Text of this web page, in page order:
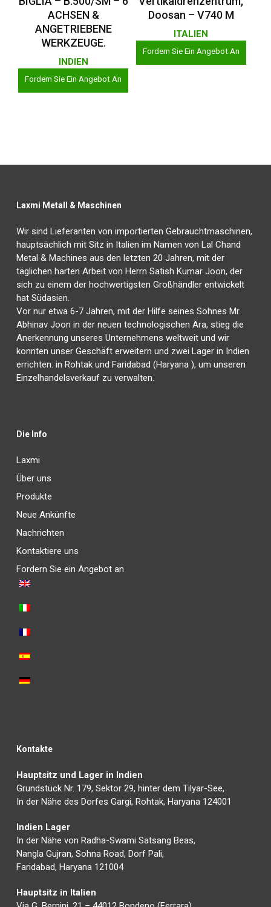
ACHSEN &
ANGETRIEBENE
WERKZEUGE.
INDIEN
Fordern Sie Ein Angebot An
Doosan – V740 M
ITALIEN
Fordern Sie Ein Angebot An
Laxmi Metall & Maschinen
Wir sind Lieferanten von importierten Gebrauchtmaschinen,
hauptsächlich mit Sitz in Italien im Namen von Lal Chand
Metal & Machines aus den letzten 20 Jahren, mit der
täglichen harten Arbeit von Herrn Satish Kumar Joon, der
sich zu einem der hochwertigsten Großhändler entwickelt
hat Südasien.
Vor nur etwa 6-7 Jahren, mit der Hilfe seines Sohnes Mr.
Abhinav Joon in der neuen technologischen Ära, stieg die
Anerkennung unseres Unternehmens weltweit und wir
konnten unser Geschäft erweitern und zwei Lager in Indien
errichten: in Rohtak und Faridabad (Haryana ), um unseren
Einzelhandelsverkauf zu verwalten.
Die Info
Laxmi
Über uns
Produkte
Neue Ankünfte
Nachrichten
Kontaktiere uns
Fordern Sie ein Angebot an
Kontakte
Hauptsitz und Lager in Indien
Grundstück Nr. 179, Sektor 29, hinter dem Tilyar-See,
In der Nähe des Dorfes Gargi, Rohtak, Haryana 124001
Indien Lager
In der Nähe von Radha-Swami Satsang Beas,
Nangla Gujran, Sohna Road, Dorf Pali,
Faridabad, Haryana 121004
Hauptsitz in Italien